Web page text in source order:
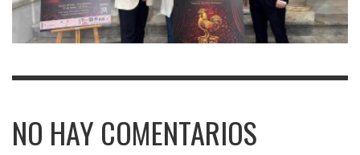
NO HAY COMENTARIOS